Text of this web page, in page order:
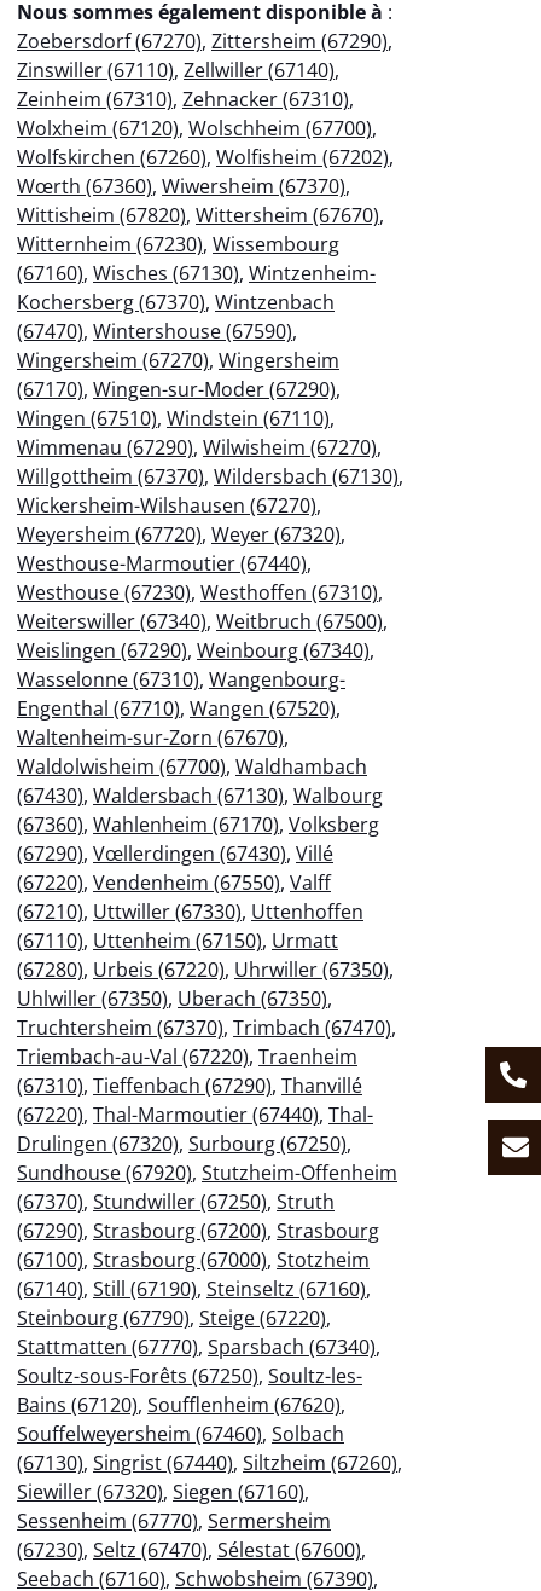
Nous sommes également disponible à :
Zoebersdorf (67270), Zittersheim (67290),
Zinswiller (67110), Zellwiller (67140),
Zeinheim (67310), Zehnacker (67310),
Wolxheim (67120), Wolschheim (67700),
Wolfskirchen (67260), Wolfisheim (67202),
Wœrth (67360), Wiwersheim (67370),
Wittisheim (67820), Wittersheim (67670),
Witternheim (67230), Wissembourg
(67160), Wisches (67130), Wintzenheim-
Kochersberg (67370), Wintzenbach
(67470), Wintershouse (67590),
Wingersheim (67270), Wingersheim
(67170), Wingen-sur-Moder (67290),
Wingen (67510), Windstein (67110),
Wimmenau (67290), Wilwisheim (67270),
Willgottheim (67370), Wildersbach (67130),
Wickersheim-Wilshausen (67270),
Weyersheim (67720), Weyer (67320),
Westhouse-Marmoutier (67440),
Westhouse (67230), Westhoffen (67310),
Weiterswiller (67340), Weitbruch (67500),
Weislingen (67290), Weinbourg (67340),
Wasselonne (67310), Wangenbourg-
Engenthal (67710), Wangen (67520),
Waltenheim-sur-Zorn (67670),
Waldolwisheim (67700), Waldhambach
(67430), Waldersbach (67130), Walbourg
(67360), Wahlenheim (67170), Volksberg
(67290), Vœllerdingen (67430), Villé
(67220), Vendenheim (67550), Valff
(67210), Uttwiller (67330), Uttenhoffen
(67110), Uttenheim (67150), Urmatt
(67280), Urbeis (67220), Uhrwiller (67350),
Uhlwiller (67350), Uberach (67350),
Truchtersheim (67370), Trimbach (67470),
Triembach-au-Val (67220), Traenheim
(67310), Tieffenbach (67290), Thanvillé
(67220), Thal-Marmoutier (67440), Thal-
Drulingen (67320), Surbourg (67250),
Sundhouse (67920), Stutzheim-Offenheim
(67370), Stundwiller (67250), Struth
(67290), Strasbourg (67200), Strasbourg
(67100), Strasbourg (67000), Stotzheim
(67140), Still (67190), Steinseltz (67160),
Steinbourg (67790), Steige (67220),
Stattmatten (67770), Sparsbach (67340),
Soultz-sous-Forêts (67250), Soultz-les-
Bains (67120), Soufflenheim (67620),
Souffelweyersheim (67460), Solbach
(67130), Singrist (67440), Siltzheim (67260),
Siewiller (67320), Siegen (67160),
Sessenheim (67770), Sermersheim
(67230), Seltz (67470), Sélestat (67600),
Seebach (67160), Schwobsheim (67390),